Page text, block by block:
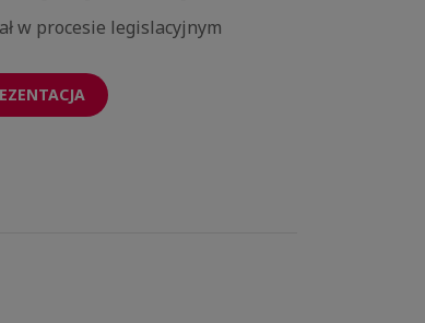
w procesie legislacyjnym